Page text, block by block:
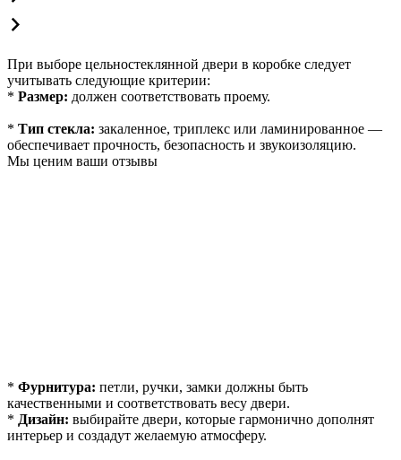
При выборе цельностеклянной двери в коробке следует
учитывать следующие критерии:
* Размер: должен соответствовать проему.
* Тип стекла: закаленное, триплекс или ламинированное —
обеспечивает прочность, безопасность и звукоизоляцию.
Мы ценим ваши отзывы
* Фурнитура: петли, ручки, замки должны быть
качественными и соответствовать весу двери.
* Дизайн: выбирайте двери, которые гармонично дополнят
интерьер и создадут желаемую атмосферу.